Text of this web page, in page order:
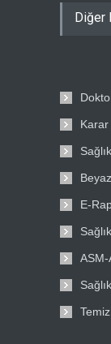
Diğer
Karar
E-
ASM-